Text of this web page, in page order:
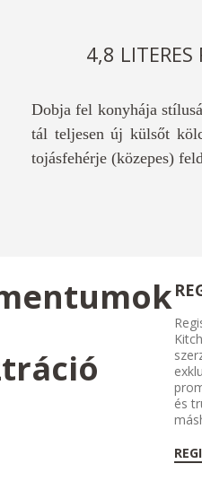
4,8 LITERES
Dobja fel konyhája
tál teljesen új külsőt
tojásfehérje (közepes)
és